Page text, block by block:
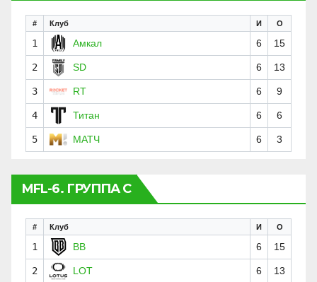
# Клуб И О
1 Амкал 6 15
2 SD 6 13
3 RT 6 9
4 Титан 6 6
5 МАТЧ 6 3
MFL-6. ГРУППА C
# Клуб И О
1 BB 6 15
2 LOT 6
13